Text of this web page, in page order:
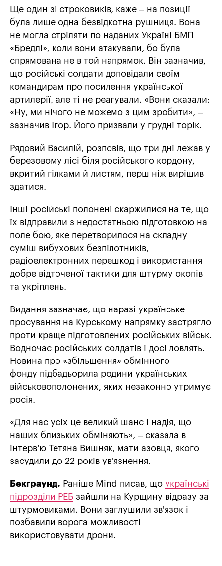
Ще один зі строковиків, каже – на позиції
була лише одна безвідкотна рушниця. Вона
не могла стріляти по наданих Україні БМП
«Бредлі», коли вони атакували, бо була
спрямована не в той напрямок. Він зазначив,
що російські солдати доповідали своїм
командирам про посилення української
артилерії, але ті не реагували. «Вони сказали:
«Ну, ми нічого не можемо з цим зробити», –
зазначив Ігор. Його призвали у грудні торік.
Рядовий Василій, розповів, що три дні лежав у
березовому лісі біля російського кордону,
вкритий гілками й листям, перш ніж вирішив
здатися.
Інші російські полонені скаржилися на те, що
їх відправили з недостатньою підготовкою на
поле бою, яке перетворилося на складну
суміш вибухових безпілотників,
радіоелектронних перешкод і використання
добре відточеної тактики для штурму окопів
та укріплень.
Видання зазначає, що наразі українське
просування на Курському напрямку застрягло
проти краще підготовлених російських військ.
Водночас російських солдатів і досі ловлять.
Новина про «збільшення» обмінного
фонду підбадьорила родини українських
військовополонених, яких незаконно утримує
росія.
«Для нас усіх це великий шанс і надія, що
наших близьких обміняють», – сказала в
інтерв’ю Тетяна Вишняк, мати азовця, якого
засудили до 22 років ув'язнення.
Бекграунд. Раніше Mind писав, що українські
підрозділи РЕБ зайшли на Курщину відразу за
штурмовиками. Вони заглушили зв'язок і
позбавили ворога можливості
використовувати дрони.